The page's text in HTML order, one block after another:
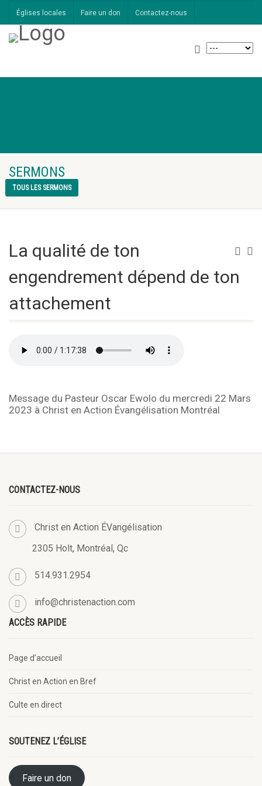
Églises locales Faire un don Contactez-nous
SERMONS
TOUS LES SERMONS
La qualité de ton
engendrement dépend de ton
attachement
Message du Pasteur Oscar Ewolo du mercredi 22 Mars
2023 à Christ en Action Évangélisation Montréal
CONTACTEZ-NOUS
Christ en Action ÉVangélisation
2305 Holt, Montréal, Qc
514.931.2954
info@christenaction.com
ACCÈS RAPIDE
Page d’accueil
Christ en Action en Bref
Culte en direct
SOUTENEZ L’ÉGLISE
Faire un don